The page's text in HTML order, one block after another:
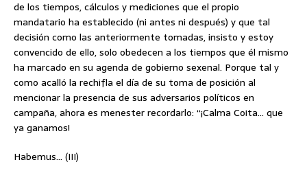
de los tiempos, cálculos y mediciones que el propio
mandatario ha establecido (ni antes ni después) y que tal
decisión como las anteriormente tomadas, insisto y estoy
convencido de ello, solo obedecen a los tiempos que él mismo
ha marcado en su agenda de gobierno sexenal. Porque tal y
como acalló la rechifla el día de su toma de posición al
mencionar la presencia de sus adversarios políticos en
campaña, ahora es menester recordarlo: “¡Calma Coita… que
ya ganamos!
Habemus… (III)